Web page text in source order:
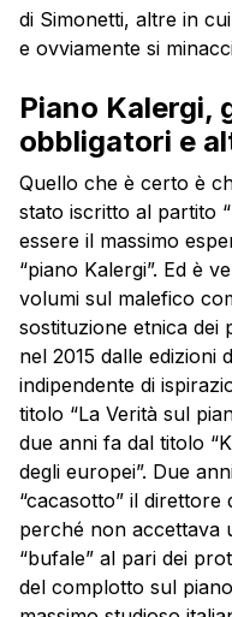
di Simonetti, altre in
e ovviamente si
Piano Kalergi,
obbligatori e
Quello che è certo è
stato iscritto al partito
essere il massimo
“piano Kalergi”. Ed è
volumi sul malefico
sostituzione etnica dei
nel 2015 dalle edizioni
indipendente di
titolo “La Verità sul
due anni fa dal titolo
degli europei”. Due
“cacasotto” il
perché non accettava
“bufale” al pari dei
del complotto sul